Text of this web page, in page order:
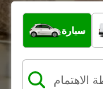
ما نوع المركبة؟
سيارة